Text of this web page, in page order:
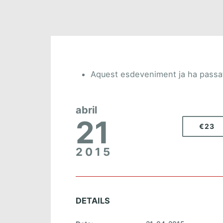
Aquest esdeveniment ja ha
abril
21
2015
€23
DETAILS